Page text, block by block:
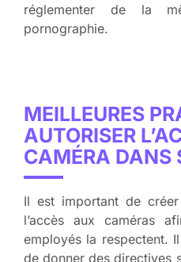
réglementer de la
pornographie.
MEILLEURES
AUTORISER
CAMÉRA DANS
Il est important de
l’accès aux caméras
employés la respectent.
de donner des directives